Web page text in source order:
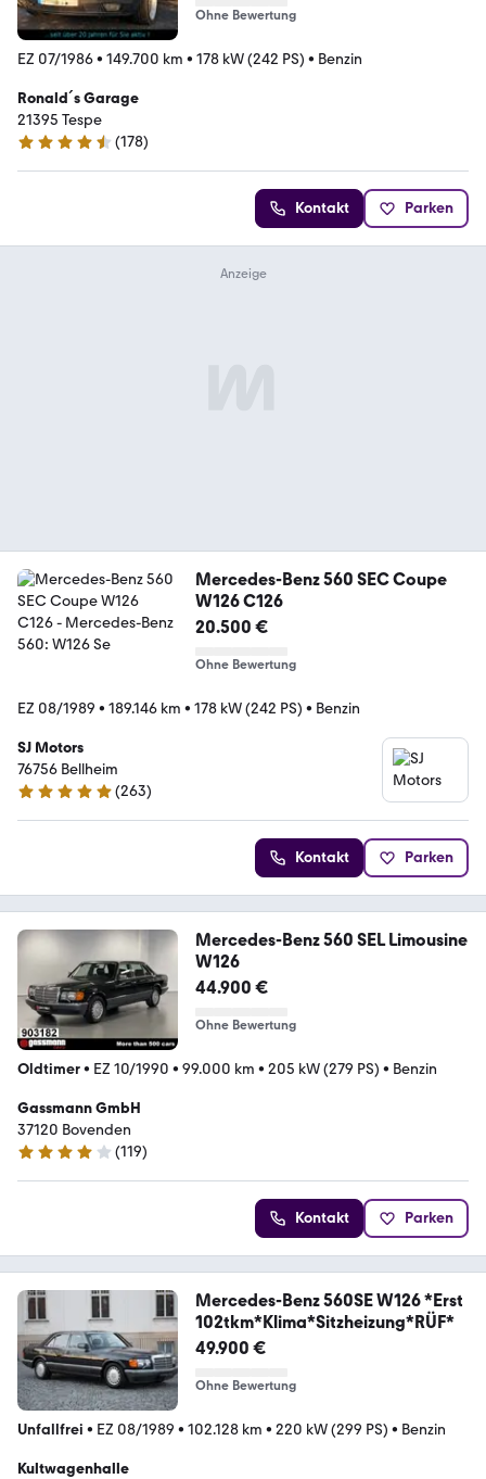
Ohne Bewertung
EZ 07/1986• 149.700 km • 178 kW (242 PS) • Benzin
Ronald´s Garage
21395 Tespe
4.7 Sterne
(178)
Kontakt Parken
Mercedes-Benz 560 SEC Coupe
W126 C126
20.500 €
Ohne Bewertung
EZ 08/1989 • 189.146 km • 178 kW (242 PS) • Benzin
SJ Motors
76756 Bellheim
4.8 Sterne
(263)
Kontakt Parken
Mercedes-Benz 560 SEL Limousine
W126
44.900 €
Ohne Bewertung
Oldtimer• EZ 10/1990 • 99.000 km • 205 kW (279 PS) • Benzin
Gassmann GmbH
37120 Bovenden
3.9 Sterne
(119)
Kontakt Parken
Mercedes-Benz 560SE W126 *Erst
102tkm*Klima*Sitzheizung*RÜF*
49.900 €
Ohne Bewertung
Unfallfrei • EZ 08/1989 • 102.128 km • 220 kW (299 PS) • Benzin
Kultwagenhalle